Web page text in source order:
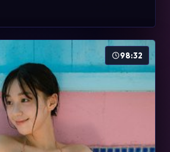
98:32